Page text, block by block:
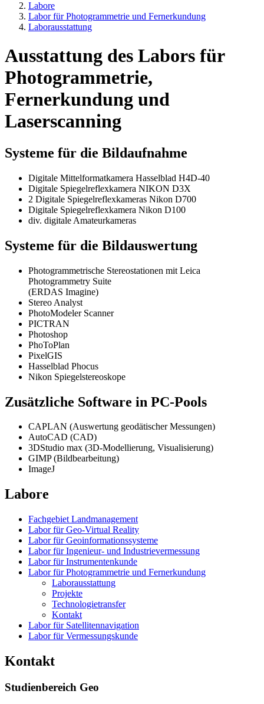
Labore
Labor für Photogrammetrie und Fernerkundung
Laborausstattung
Ausstattung des Labors für
Photogrammetrie,
Fernerkundung und
Laserscanning
Systeme für die Bildaufnahme
Digitale Mittelformatkamera Hasselblad H4D-40
Digitale Spiegelreflexkamera NIKON D3X
2 Digitale Spiegelreflexkameras Nikon D700
Digitale Spiegelreflexkamera Nikon D100
div. digitale Amateurkameras
Systeme für die Bildauswertung
Photogrammetrische Stereostationen mit Leica
Photogrammetry Suite
(ERDAS Imagine)
Stereo Analyst
PhotoModeler Scanner
PICTRAN
Photoshop
PhoToPlan
PixelGIS
Hasselblad Phocus
Nikon Spiegelstereoskope
Zusätzliche Software in PC-Pools
CAPLAN (Auswertung geodätischer Messungen)
AutoCAD (CAD)
3DStudio max (3D-Modellierung, Visualisierung)
GIMP (Bildbearbeitung)
ImageJ
Labore
Fachgebiet Landmanagement
Labor für Geo-Virtual Reality
Labor für Geoinformationssysteme
Labor für Ingenieur- und Industrievermessung
Labor für Instrumentenkunde
Labor für Photogrammetrie und Fernerkundung
Laborausstattung
Projekte
Technologietransfer
Kontakt
Labor für Satellitennavigation
Labor für Vermessungskunde
Kontakt
Studienbereich Geo